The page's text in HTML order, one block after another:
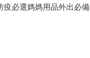
疫必選媽媽用品外出必備